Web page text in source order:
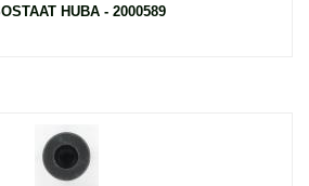
HUBA - 2000589